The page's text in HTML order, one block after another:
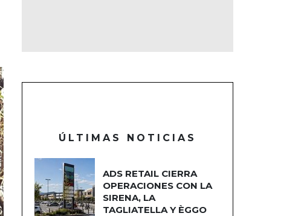
ÚLTIMAS NOTICIAS
ADS RETAIL CIERRA
OPERACIONES CON LA
SIRENA, LA
TAGLIATELLA Y ÈGGO